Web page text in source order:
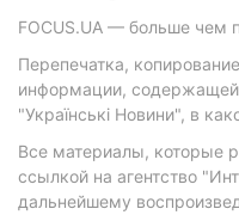
FOCUS.UA — больше чем
Перепечатка,
информации, содержащей
"Українські Новини", в
Все материалы, которые
ссылкой на агентство
дальнейшему